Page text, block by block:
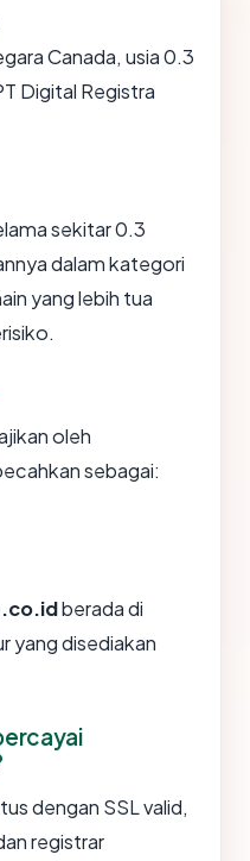
Canada, usia 0.3
Digital Registra
sekitar 0.3
dalam kategori
yang lebih tua
oleh
sebagai:
berada di
yang disediakan
dengan SSL valid,
registrar